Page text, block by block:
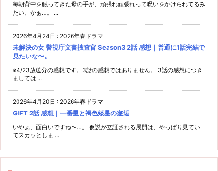
毎朝背中を触ってきた母の手が、頑張れ頑張れって呪いをかけられてるみ
たい、かぁ…。 ...
2026年4月24日 : 2026年春ドラマ
未解決の女 警視庁文書捜査官 Season3 2話 感想｜普通に1話完結で
見たいな〜。
※4/23放送分の感想です。3話の感想ではありません。 3話の感想につき
ましては ...
2026年4月20日 : 2026年春ドラマ
GIFT 2話 感想｜一番星と褐色矮星の邂逅
いやぁ、面白いですね〜…。 仮説が立証される展開は、やっぱり見てい
てスカッとしま ...